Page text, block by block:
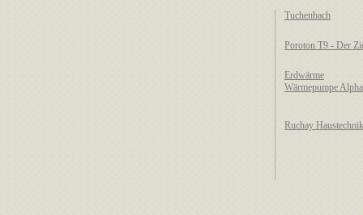
Tuchenbach
Poroton T9 - Der
Erdwärme
Wärmepumpe
Ruchay Haustechnik